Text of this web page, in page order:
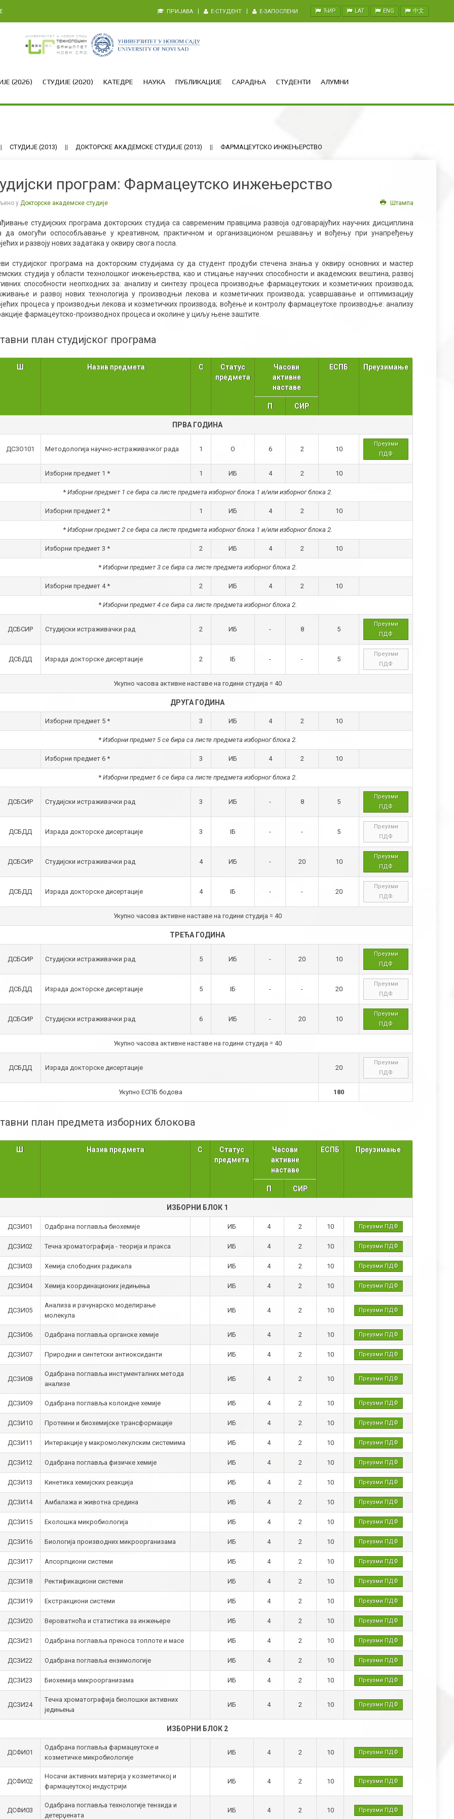
ЋИР LAT ENG 中文
ПРИЈАВА E-СТУДЕНТ E-ЗАПОСЛЕНИ
(2026) СТУДИЈЕ (2020) KАТЕДРЕ НАУКА ПУБЛИКАЦИЈЕ САРАДЊА СТУДЕНТИ АЛУМНИ
СТУДИЈЕ (2013) ДОКТОРСКЕ АКАДЕМСКЕ СТУДИЈЕ (2013) ФАРМАЦЕУТСКО ИНЖЕЊЕРСТВО
програм: Фармацеутско инжењерство
уДокторске академске студије Штампа
студијских програма докторских студија са савременим правцима развоја одговарајућих научних дисциплина
да омогући оспособљавање у креативном, практичном и организационом решавању и вођењу при унапређењу
и развоју нових задатака у оквиру свога посла.
студијског програма на докторским студијама су да студент продуби стечена знања у оквиру основних и мастер
студија у области технолошког инжењерства, као и стицање научних способности и академских вештина, развој
способности неопходних за: анализу и синтезу процеса производње фармацеутских и козметичких производа;
и развој нових технологија у производњи лекова и козметичких производа; усавршавање и оптимизацију
процеса у производњи лекова и козметичких производа; вођење и контролу фармацеутске производње: анализу
фармацеутско-производнох процеса и околине у циљу њене заштите.
план студијског програма
Ш Назив предмета С
Статус
предмета
Часови
активне
наставе
ЕСПБ Преузимање
П СИР
ПРВА ГОДИНА
ДСЗО101 Методологија научно-истраживачког рада 1 О 6 2 10
Преузми
ПДФ
Изборни предмет 1 * 1 ИБ 4 2 10
* Изборни предмет 1 се бира са листе предмета изборног блока 1 и/или изборног блока 2.
Изборни предмет 2 * 1 ИБ 4 2 10
* Изборни предмет 2 се бира са листе предмета изборног блока 1 и/или изборног блока 2.
Изборни предмет 3 * 2 ИБ 4 2 10
* Изборни предмет 3 се бира са листе предмета изборног блока 2.
Изборни предмет 4 * 2 ИБ 4 2 10
* Изборни предмет 4 се бира са листе предмета изборног блока 2.
ДСБСИР Студијски истраживачки рад 2 ИБ - 8 5
Преузми
ПДФ
ДСБДД Израда докторске дисертације 2 IБ - - 5
Преузми
ПДФ
Укупно часова активне наставе на години студија = 40
ДРУГА ГОДИНА
Изборни предмет 5 * 3 ИБ 4 2 10
* Изборни предмет 5 се бира са листе предмета изборног блока 2.
Изборни предмет 6 * 3 ИБ 4 2 10
* Изборни предмет 6 се бира са листе предмета изборног блока 2.
ДСБСИР Студијски истраживачки рад 3 ИБ - 8 5
Преузми
ПДФ
ДСБДД Израда докторске дисертације 3 IБ - - 5
Преузми
ПДФ
ДСБСИР Студијски истраживачки рад 4 ИБ - 20 10
Преузми
ПДФ
ДСБДД Израда докторске дисертације 4 IБ - - 20
Преузми
ПДФ
Укупно часова активне наставе на години студија = 40
ТРЕЋА ГОДИНА
ДСБСИР Студијски истраживачки рад 5 ИБ - 20 10
Преузми
ПДФ
ДСБДД Израда докторске дисертације 5 IБ - - 20
Преузми
ПДФ
ДСБСИР Студијски истраживачки рад 6 ИБ - 20 10
Преузми
ПДФ
Укупно часова активне наставе на години студија = 40
ДСБДД Израда докторске дисертације 20
Преузми
ПДФ
Укупно ЕСПБ бодова 180
план предмета изборних блокова
Ш Назив предмета С
Статус
предмета
Часови
активне
наставе
ЕСПБ Преузимање
П СИР
ИЗБОРНИ БЛОК 1
ДСЗИ01 Одабрана поглавља биохемије ИБ 4 2 10 Преузми ПДФ
ДСЗИ02 Течна хроматографија - теорија и пракса ИБ 4 2 10 Преузми ПДФ
ДСЗИ03 Хемија слободних радикала ИБ 4 2 10 Преузми ПДФ
ДСЗИ04 Хемија координационих једињења ИБ 4 2 10 Преузми ПДФ
ДСЗИ05
Анализа и рачунарско моделирање
молекула
ИБ 4 2 10 Преузми ПДФ
ДСЗИ06 Одабрана поглавља органске хемије ИБ 4 2 10 Преузми ПДФ
ДСЗИ07 Природни и синтетски антиоксиданти ИБ 4 2 10 Преузми ПДФ
ДСЗИ08
Одабрана поглавља инстументалних метода
анализе
ИБ 4 2 10 Преузми ПДФ
ДСЗИ09 Одабрана поглавља колоидне хемије ИБ 4 2 10 Преузми ПДФ
ДСЗИ10 Протеини и биохемијске трансформације ИБ 4 2 10 Преузми ПДФ
ДСЗИ11 Интеракције у макромолекулским системима ИБ 4 2 10 Преузми ПДФ
ДСЗИ12 Одабрана поглавља физичке хемије ИБ 4 2 10 Преузми ПДФ
ДСЗИ13 Кинетика хемијских реакција ИБ 4 2 10 Преузми ПДФ
ДСЗИ14 Амбалажа и животна средина ИБ 4 2 10 Преузми ПДФ
ДСЗИ15 Еколошка микробиологија ИБ 4 2 10 Преузми ПДФ
ДСЗИ16 Биологија производних микроорганизама ИБ 4 2 10 Преузми ПДФ
ДСЗИ17 Апсорпциони системи ИБ 4 2 10 Преузми ПДФ
ДСЗИ18 Ректификациони системи ИБ 4 2 10 Преузми ПДФ
ДСЗИ19 Екстракциони системи ИБ 4 2 10 Преузми ПДФ
ДСЗИ20 Вероватноћа и статистика за инжењере ИБ 4 2 10 Преузми ПДФ
ДСЗИ21 Одабрана поглавља преноса топлоте и масе ИБ 4 2 10 Преузми ПДФ
ДСЗИ22 Одабрана поглавља ензимологије ИБ 4 2 10 Преузми ПДФ
ДСЗИ23 Биохемија микроорганизама ИБ 4 2 10 Преузми ПДФ
ДСЗИ24
Tечна хроматографија биолошки активних
једињења
ИБ 4 2 10 Преузми ПДФ
ИЗБОРНИ БЛОК 2
ДСФИ01
Одабрана поглавља фармацеутске и
козметичке микробиологије
ИБ 4 2 10 Преузми ПДФ
ДСФИ02
Носачи активних материја у козметичкој и
фармацеутској индустрији
ИБ 4 2 10 Преузми ПДФ
ДСФИ03
Одабрана поглавља технологије тензида и
детерџената
ИБ 4 2 10 Преузми ПДФ